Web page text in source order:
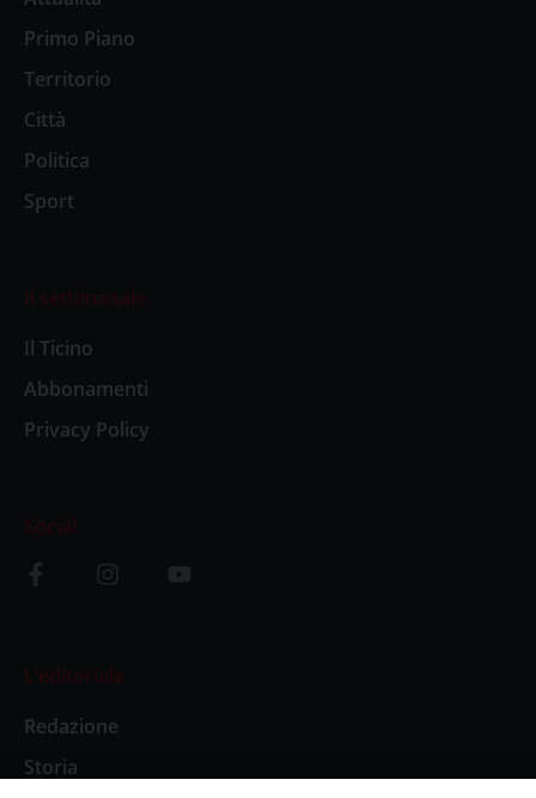
Primo Piano
Territorio
Città
Politica
Sport
Il settimanale
Il Ticino
Abbonamenti
Privacy Policy
Social
L’editoriale
Redazione
Storia